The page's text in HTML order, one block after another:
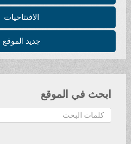
الافتتاحيات
جديد الموقع
ابحث في الموقع